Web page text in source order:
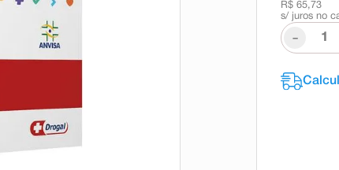
R$ 65,73
s/ juros no
-